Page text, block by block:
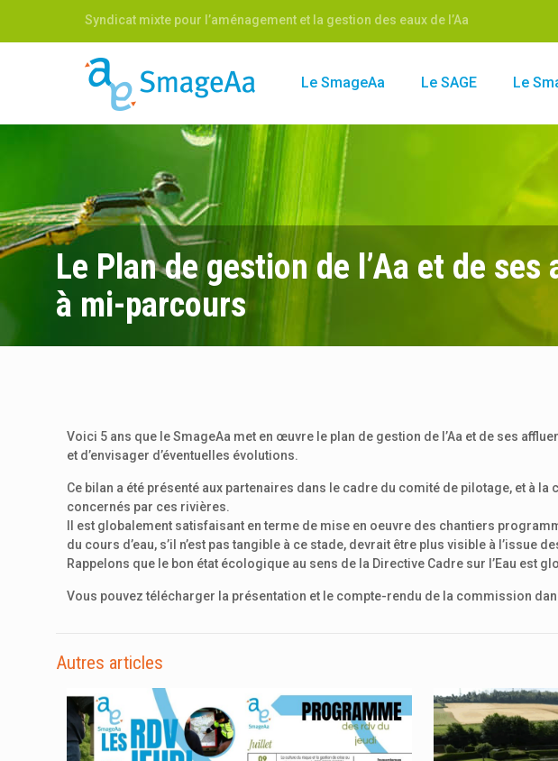
Syndicat mixte pour l’aménagement et la gestion des eaux de l’Aa
Le SmageAa Le SAGE Le
Le Plan de gestion de l’Aa et de
à mi-parcours
Voici 5 ans que le SmageAa met en œuvre le plan de gestion de l’Aa et de ses
et d’envisager d’éventuelles évolutions.
Ce bilan a été présenté aux partenaires dans le cadre du comité de pilotage, et à
concernés par ces rivières.
Il est globalement satisfaisant en terme de mise en oeuvre des chantiers
du cours d’eau, s’il n’est pas tangible à ce stade, devrait être plus visible à l’issue
Rappelons que le bon état écologique au sens de la Directive Cadre sur l’Eau est
Vous pouvez télécharger la présentation et le compte-rendu de la commission
Autres articles